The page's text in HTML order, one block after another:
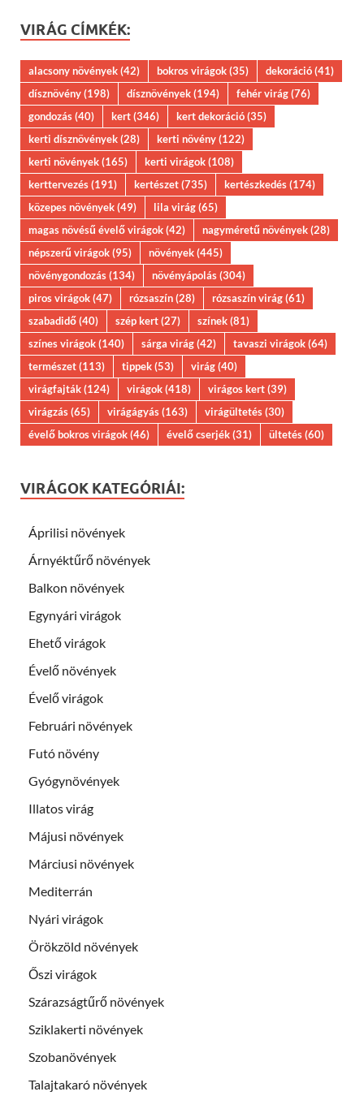
VIRÁG CÍMKÉK:
alacsony növények(42) bokros virágok(35) dekoráció(41)
dísznövény(198) dísznövények(194) fehér virág(76)
gondozás(40) kert(346) kert dekoráció(35)
kerti dísznövények(28) kerti növény(122)
kerti növények(165) kerti virágok(108)
kerttervezés(191) kertészet(735) kertészkedés(174)
közepes növények(49) lila virág(65)
magas növésű évelő virágok(42) nagyméretű növények(28)
népszerű virágok(95) növények(445)
növénygondozás(134) növényápolás(304)
piros virágok(47) rózsaszín(28) rózsaszín virág(61)
szabadidő(40) szép kert(27) színek(81)
színes virágok(140) sárga virág(42) tavaszi virágok(64)
természet(113) tippek(53) virág(40)
virágfajták(124) virágok(418) virágos kert(39)
virágzás(65) virágágyás(163) virágültetés(30)
évelő bokros virágok(46) évelő cserjék(31) ültetés(60)
VIRÁGOK KATEGÓRIÁI:
Áprilisi növények
Árnyéktűrő növények
Balkon növények
Egynyári virágok
Ehető virágok
Évelő növények
Évelő virágok
Februári növények
Futó növény
Gyógynövények
Illatos virág
Májusi növények
Márciusi növények
Mediterrán
Nyári virágok
Örökzöld növények
Őszi virágok
Szárazságtűrő növények
Sziklakerti növények
Szobanövények
Talajtakaró növények